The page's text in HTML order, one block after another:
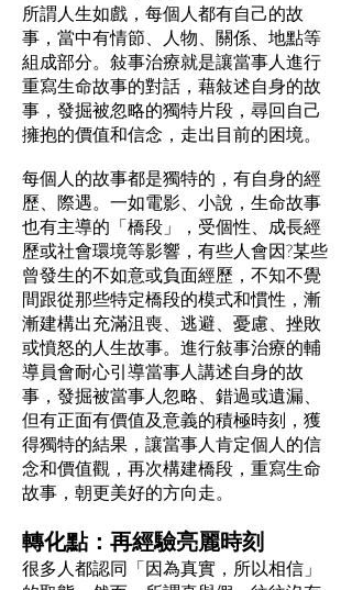
所謂人生如戲，每個人都有自己的故
事，當中有情節、人物、關係、地點等
組成部分。敍事治療就是讓當事人進行
重寫生命故事的對話，藉敍述自身的故
事，發掘被忽略的獨特片段，尋回自己
擁抱的價值和信念，走出目前的困境。
每個人的故事都是獨特的，有自身的經
歷、際遇。一如電影、小說，生命故事
也有主導的「橋段」，受個性、成長經
歷或社會環境等影響，有些人會因?某些
曾發生的不如意或負面經歷，不知不覺
間跟從那些特定橋段的模式和慣性，漸
漸建構出充滿沮喪、逃避、憂慮、挫敗
或憤怒的人生故事。進行敍事治療的輔
導員會耐心引導當事人講述自身的故
事，發掘被當事人忽略、錯過或遺漏、
但有正面有價值及意義的積極時刻，獲
得獨特的結果，讓當事人肯定個人的信
念和價值觀，再次構建橋段，重寫生命
故事，朝更美好的方向走。
轉化點：再經驗亮麗時刻
很多人都認同「因為真實，所以相信」